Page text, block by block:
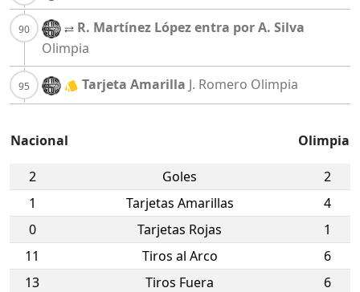
R. Martínez López entra por A. Silva
Olimpia
Tarjeta Amarilla J. Romero Olimpia
Nacional Olimpia
2 Goles
2
1
Tarjetas Amarillas
4
0
Tarjetas Rojas
1
11
Tiros al Arco
6
13
Tiros Fuera
6